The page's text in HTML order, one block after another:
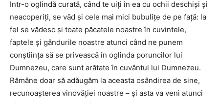
Intr-o oglindă curată, când te uiţi în ea cu ochii deschişi şi
neacoperiţi, se văd şi cele mai mici bubuliţe de pe faţă: la
fel se vădesc şi toate păcatele noastre în cuvintele,
faptele şi gândurile noastre atunci când ne punem
conştiinţa să se privească în oglinda poruncilor lui
Dumnezeu, care sunt arătate în cuvântul lui Dumnezeu.
Rămâne doar să adăugăm la aceasta osândirea de sine,
recunoaşterea vinovăţiei noastre – şi asta va veni atunci